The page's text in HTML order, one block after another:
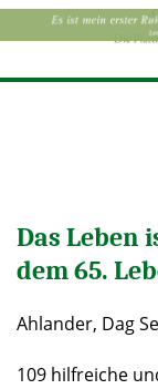
Das Leben
dem 65.
Ahlander, Dag
109 hilfreiche